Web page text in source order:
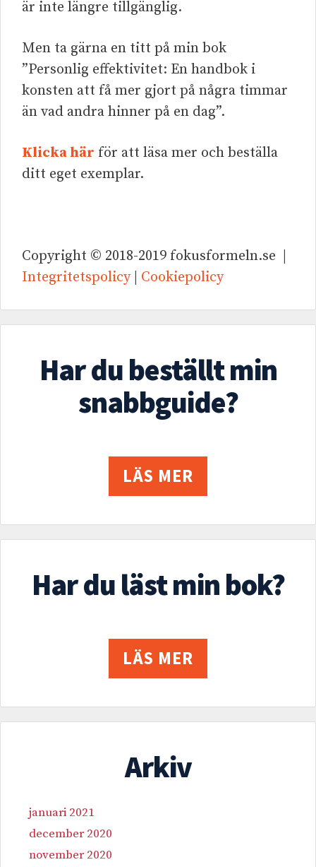
är inte längre tillgänglig.
Men ta gärna en titt på min bok
”Personlig effektivitet: En handbok i
konsten att få mer gjort på några timmar
än vad andra hinner på en dag”.
Klicka här för att läsa mer och beställa
ditt eget exemplar.
Copyright © 2018-2019 fokusformeln.se |
Integritetspolicy| Cookiepolicy
Har du beställt min
snabbguide?
LÄS MER
Har du läst min bok?
LÄS MER
Arkiv
januari 2021
december 2020
november 2020